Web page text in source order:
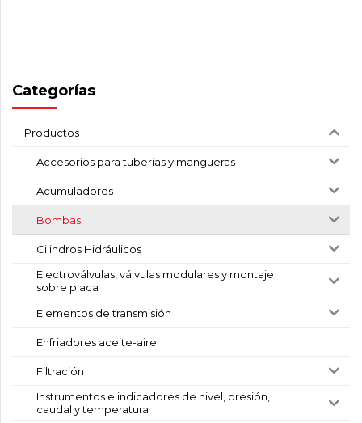
Categorías
Productos
Accesorios para tuberías y mangueras
Acumuladores
Bombas
Cilindros Hidráulicos
Electroválvulas, válvulas modulares y montaje
sobre placa
Elementos de transmisión
Enfriadores aceite-aire
Filtración
Instrumentos e indicadores de nivel, presión,
caudal y temperatura